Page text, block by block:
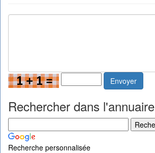
Envoyer
Rechercher dans l'annuaire
Recherche personnalisée